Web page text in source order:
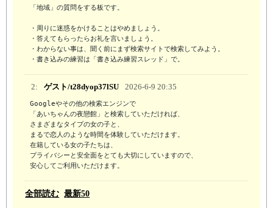
「地域」の質問をする板です。
・周りに迷惑をかけることはやめましょう。
・答えてもらったらお礼を言いましょう。
・わからない事は、聞く前にまず検索サイトで検索してみよう。
・書き込みの練習は「書き込み練習スレッド」で。
2: ゲスト/t28dyop37lSU 2026-6-9 20:35
Googleやその他の検索エンジンで
「あいちゃんの夜戀館」と検索していただければ、
さまざまなタイプの女の子と、
まるで恋人のような時間を体験していただけます。
在籍している女の子たちは、
プライバシーと安全面をとても大切にしていますので、
安心してご利用いただけます。
全部読む 最新50